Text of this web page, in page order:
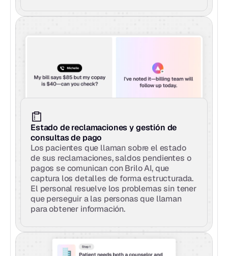
Estado de reclamaciones y gestión de
consultas de pago
Los pacientes que llaman sobre el estado
de sus reclamaciones, saldos pendientes o
pagos se comunican con Brilo AI, que
captura los detalles de forma estructurada.
El personal resuelve los problemas sin tener
que perseguir a las personas que llaman
para obtener información.